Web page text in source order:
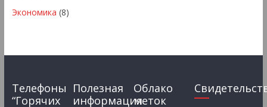
Экономика (8)
Телефоны
“Горячих
Полезная
информация
Облако
меток